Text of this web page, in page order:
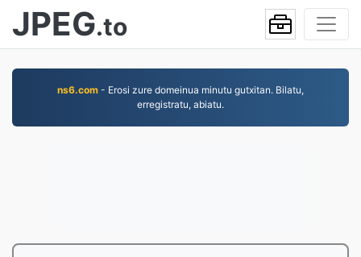
JPEG.to
ns6.com - Erosi zure domeinua minutu gutxitan. Bilatu,
erregistratu, abiatu.